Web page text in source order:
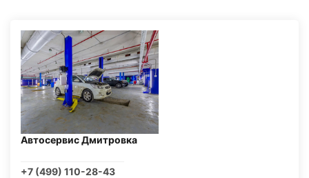
Автосервис Дмитровка
+7 (499) 110-28-43